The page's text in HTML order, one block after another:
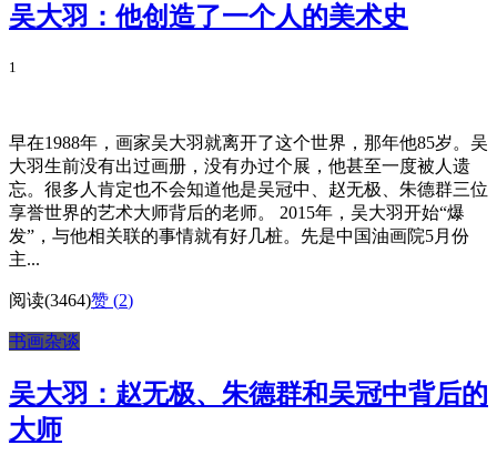
吴大羽：他创造了一个人的美术史
1
早在1988年，画家吴大羽就离开了这个世界，那年他85岁。吴
大羽生前没有出过画册，没有办过个展，他甚至一度被人遗
忘。很多人肯定也不会知道他是吴冠中、赵无极、朱德群三位
享誉世界的艺术大师背后的老师。 2015年，吴大羽开始“爆
发”，与他相关联的事情就有好几桩。先是中国油画院5月份
主...
阅读(3464)赞 (2)
书画杂谈
吴大羽：赵无极、朱德群和吴冠中背后的
大师